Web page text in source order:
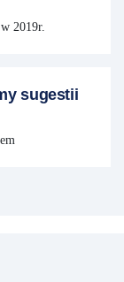
2019r.
sugestii